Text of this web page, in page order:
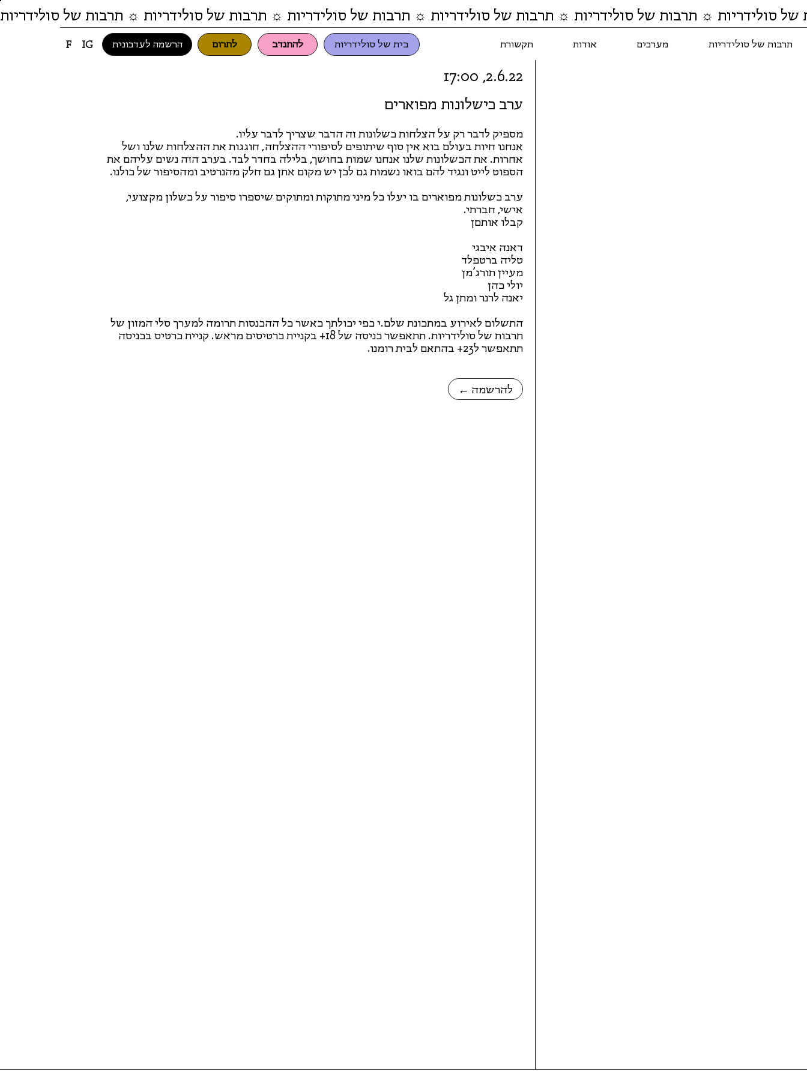
בית של סולידריות להתנדב לתרום תרבות של סולידריות מערכים אודות תקשורת F IG הרשמה לעדכונית
סולידריות ☼ תרבות של סולידריות ☼ תרבות של סולידריות ☼ תרבות של סולידריות ☼ תרבות של סולידריות ☼ תרבות של סולידריות
ערב כישלונות מפוארים
מספיק לדבר רק על הצלחות כשלונות זה הדבר שצריך לדבר עליו.
אנחנו חיות בעולם בוא אין סוף שיתופים לסיפורי ההצלחה, חוגגות את ההצלחות שלנו ושל
אחרות. את הכשלונות שלנו אנחנו שמות בחושך, בלילה בחדר לבד. בערב הזה נשים עליהם את
הספוט לייט ונגיד להם בואו נשמות גם לכן יש מקום אתן גם חלק מהנרטיב ומהסיפור של כולנו.
ערב כשלונות מפוארים בו יעלו כל מיני מתוקות ומתוקים שיספרו סיפור על כשלון מקצועי,
אישי, חברתי.
קבלו אותםן
דאנה איבגי
טליה ברטפלד
מעיין תורג'מן
יולי כהן
יאנה לרנר ומתן גל
התשלום לאירוע במתכונת שלם.י כפי יכולתך כאשר כל ההכנסות תרומה למערך סלי המזון של
תרבות של סולידריות. תתאפשר כניסה של 18+ בקניית כרטיסים מראש. קניית כרטיס בכניסה
תתאפשר ל23+ בהתאם לבית רומנו.
← להרשמה
2.6.22, 17:00